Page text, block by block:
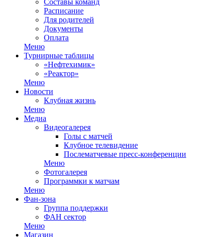
Составы команд
Расписание
Для родителей
Документы
Оплата
Меню
Турнирные таблицы
«Нефтехимик»
«Реактор»
Меню
Новости
Клубная жизнь
Меню
Медиа
Видеогалерея
Голы с матчей
Клубное телевидение
Послематчевые пресс-конференции
Меню
Фотогалерея
Программки к матчам
Меню
Фан-зона
Группа поддержки
ФАН сектор
Меню
Магазин